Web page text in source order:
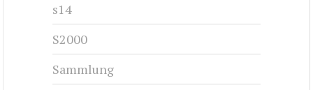
s14
S2000
Sammlung